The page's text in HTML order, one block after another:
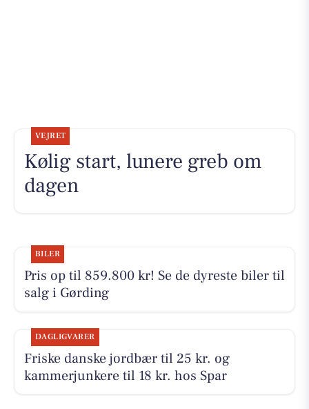
VEJRET
Kølig start, lunere greb om
dagen
BILER
Pris op til 859.800 kr! Se de dyreste biler til
salg i Gørding
DAGLIGVARER
Friske danske jordbær til 25 kr. og
kammerjunkere til 18 kr. hos Spar